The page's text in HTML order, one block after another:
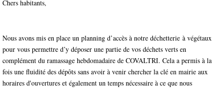
Chers habitants,
Nous avons mis en place un planning d’accès à notre déchetterie à végétaux
pour vous permettre d’y déposer une partie de vos déchets verts en
complément du ramassage hebdomadaire de COVALTRI. Cela a permis à la
fois une fluidité des dépôts sans avoir à venir chercher la clé en mairie aux
horaires d'ouvertures et également un temps nécessaire à ce que nous